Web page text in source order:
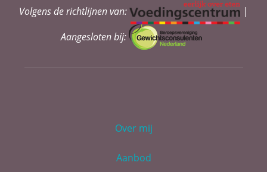
Volgens de richtlijnen van:
|
Aangesloten bij:
Over mij
Aanbod